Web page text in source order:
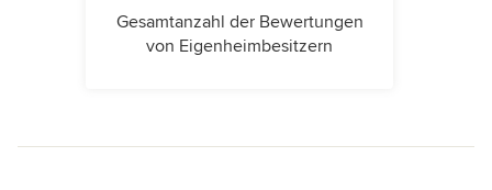
Gesamtanzahl der Bewertungen
von Eigenheimbesitzern